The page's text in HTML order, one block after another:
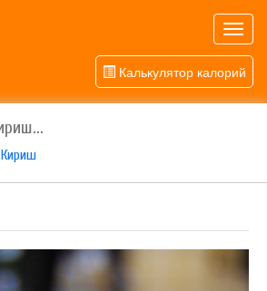
Калькулятор калорий
Кириш